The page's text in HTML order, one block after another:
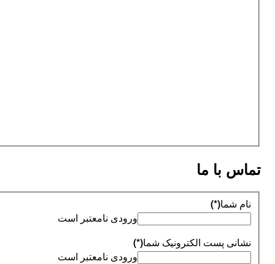
با ما
(*)
ورودی نامعتبر است
پست الکترونیک شما(*)
ورودی نامعتبر است